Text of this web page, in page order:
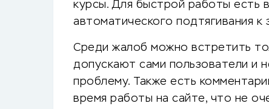
курсы. Для быстрой работы есть
автоматического подтягивания
Среди жалоб можно встретить
допускают сами пользователи и
проблему. Также есть
время работы на сайте, что не